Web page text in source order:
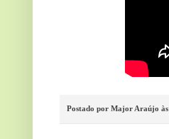
Postado por Major Araújo às